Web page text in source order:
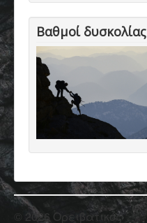
Βαθμοί δυσκολίας
© 2026 Ορειβατικός